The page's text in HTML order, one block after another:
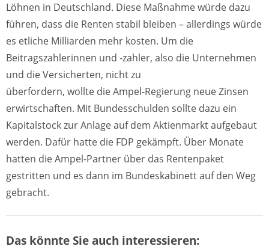
Löhnen in Deutschland. Diese Maßnahme würde dazu
führen, dass die Renten stabil bleiben – allerdings würde
es etliche Milliarden mehr kosten. Um die
Beitragszahlerinnen und -zahler, also die Unternehmen
und die Versicherten, nicht zu
überfordern, wollte die Ampel-Regierung neue Zinsen
erwirtschaften. Mit Bundesschulden sollte dazu ein
Kapitalstock zur Anlage auf dem Aktienmarkt aufgebaut
werden. Dafür hatte die FDP gekämpft. Über Monate
hatten die Ampel-Partner über das Rentenpaket
gestritten und es dann im Bundeskabinett auf den Weg
gebracht.
Das könnte Sie auch interessieren: